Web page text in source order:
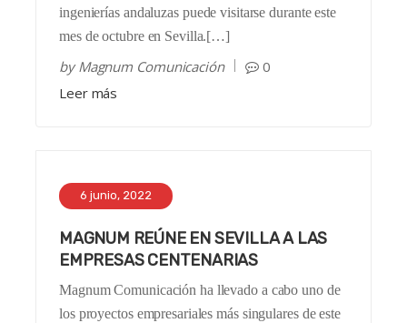
ingenierías andaluzas puede visitarse durante este
mes de octubre en Sevilla.[…]
byMagnum Comunicación
0
Leer más
6 junio, 2022
MAGNUM REÚNE EN SEVILLA A LAS
EMPRESAS CENTENARIAS
Magnum Comunicación ha llevado a cabo uno de
los proyectos empresariales más singulares de este